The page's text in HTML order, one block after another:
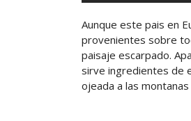
Aunque este pais en
provenientes sobre
paisaje escarpado.
sirve ingredientes de
ojeada a las